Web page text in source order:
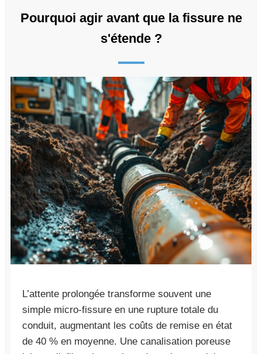
Pourquoi agir avant que la fissure ne
s'étende ?
L’attente prolongée transforme souvent une
simple micro-fissure en une rupture totale du
conduit, augmentant les coûts de remise en état
de 40 % en moyenne. Une canalisation poreuse